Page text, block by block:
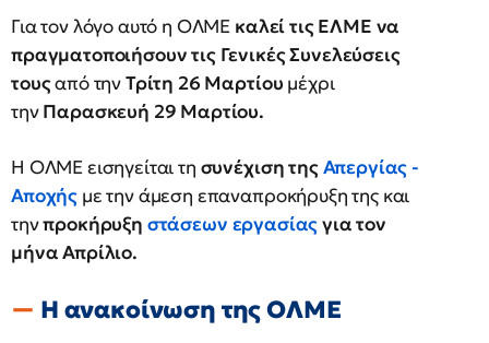
Για τον λόγο αυτό η ΟΛΜΕ καλεί τις ΕΛΜΕ να
πραγματοποιήσουν τις Γενικές Συνελεύσεις
τουςαπό τηνΤρίτη 26 Μαρτίου μέχρι
τηνΠαρασκευή 29 Μαρτίου.
Η ΟΛΜΕ εισηγείται τη συνέχιση τηςΑπεργίας -
Αποχής με την άμεση επαναπροκήρυξη της και
τηνπροκήρυξη στάσεων εργασίαςγια τον
μήνα Απρίλιο.
Η ανακοίνωση της ΟΛΜΕ